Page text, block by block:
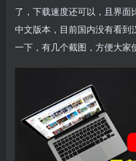
了，下载速度还可以，且界
中文版本，目前国内没有看到
一下，有几个截图，方便大家
登录密码
记住登录
使用社交账号登录即表示